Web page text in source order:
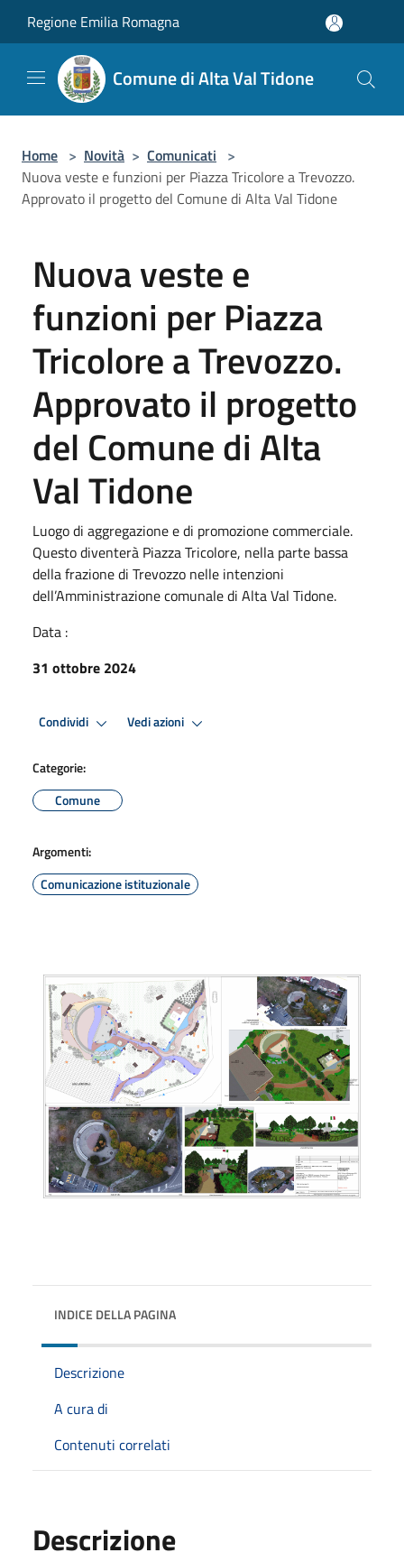
Regione Emilia Romagna
Comune di Alta Val Tidone
Home > Novità > Comunicati >
Nuova veste e funzioni per Piazza Tricolore a Trevozzo.
Approvato il progetto del Comune di Alta Val Tidone
Nuova veste e
funzioni per Piazza
Tricolore a Trevozzo.
Approvato il progetto
del Comune di Alta
Val Tidone
Luogo di aggregazione e di promozione commerciale.
Questo diventerà Piazza Tricolore, nella parte bassa
della frazione di Trevozzo nelle intenzioni
dell’Amministrazione comunale di Alta Val Tidone.
Data :
31 ottobre 2024
Condividi Vedi azioni
Categorie:
Comune
Argomenti:
Comunicazione istituzionale
INDICE DELLA PAGINA
Descrizione
A cura di
Contenuti correlati
Descrizione